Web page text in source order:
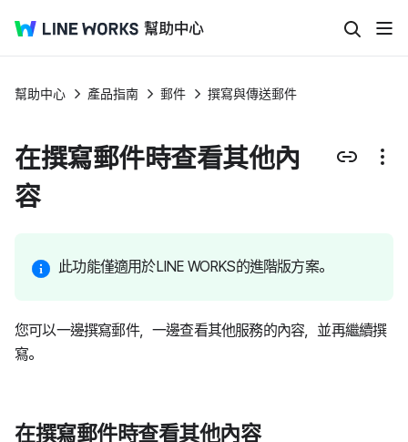
幫助中心 產品指南 郵件 撰寫與傳送郵件
在撰寫郵件時查看其他內
容
此功能僅適用於LINE WORKS的進階版方案。
您可以一邊撰寫郵件，一邊查看其他服務的內容，並再繼續撰
寫。
在撰寫郵件時查看其他內容